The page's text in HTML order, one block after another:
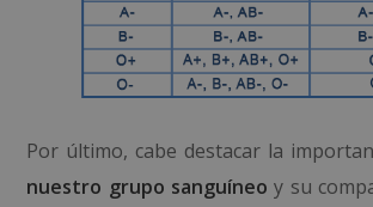
Por último, cabe destacar la
nuestro grupo sanguíneo y su